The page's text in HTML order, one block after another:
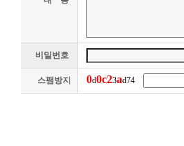
비밀번호
스팸방지 0d0c23ad74